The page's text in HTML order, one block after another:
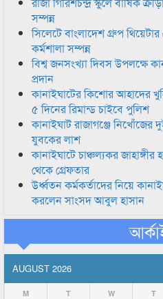
সম্পন্ন
সিলেটে বাংলাদেশ গ্রুপ
কর্মশালা সম্পন্ন
বিশ্ব জনসংখ্যা দিবস উপলক্ষে
প্রদান
কানাইঘাটের কিশোর আহাদের
৫ দিনের রিমান্ড চাইবে পুলিশ
কানাইঘাট রাজাগঞ্জে
যুবকের লাশ
কানাইঘাটে চাঞ্চল্যকর
থেকে গ্রেফতার
উর্ধ্বতন কর্মকর্তাদের নিয়ে
করলেন সাংসদ আবুল হাসান
AUGUST 2026
M T W T